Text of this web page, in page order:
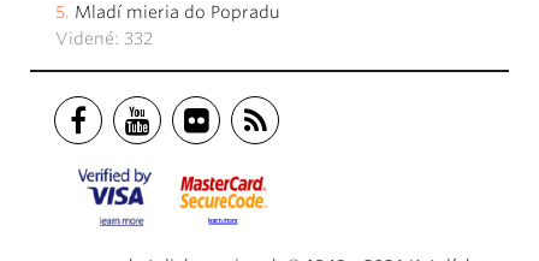
Mladí mieria do Popradu
Videné: 332